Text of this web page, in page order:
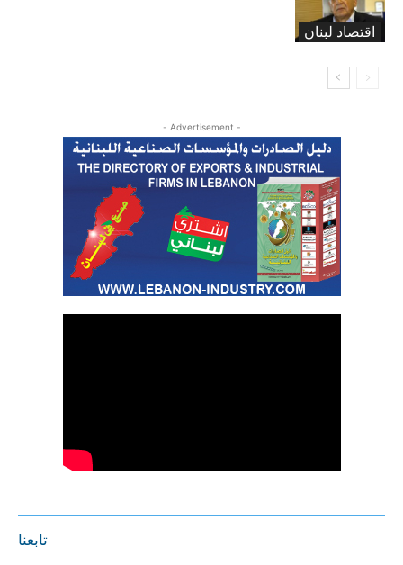
اقتصاد لبنان
ولكن
- Advertisement -
تابعنا